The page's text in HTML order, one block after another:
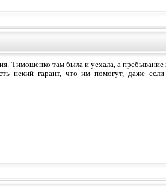
Тимошенко там была и уехала, а пребывание
некий гарант, что им помогут, даже